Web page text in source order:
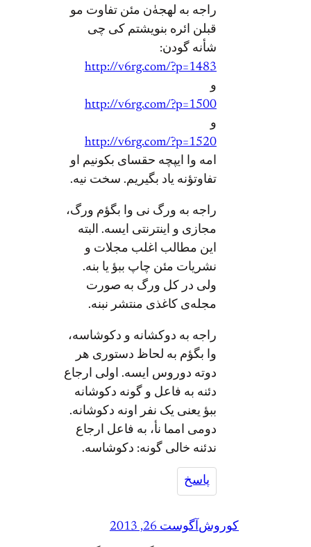
راجه به لهجه‌ٰن مئن تفاوت مو
قبلن ائره بنویشتم کی چی
شأنه گودن:
http://v6rg.com/?p=1483
و
http://v6rg.com/?p=1500
و
http://v6rg.com/?p=1520
امه وا ایپچه حقسای بکونیم او
تفاوتؤنه یاد بگیریم. سخت نیه.
راجه به ورگ نی وا بگؤم ورگ،
مجازی و اینترنتی ایسه. البته
این مطالب اغلب مجلات و
نشریات مئن چاپ ببؤ یا بنه.
ولی در کل ورگ به صورت
مجله‌ی کاغذی منتشر نبنه.
راجه به دوکشانه و دکوشاسه،
وا بگؤم به لحاظ دستوری هر
دوته دوروس ایسه. اولی ارجاع
دئنه به فاعل و گونه دکوشانه
ببؤ یعنی یک نفر اونه دکوشانه.
دومی امما نأ، به فاعل ارجاع
ندئنه خالی گونه: دکوشاسه.
پاسخ
کوروشآگوست 26, 2013